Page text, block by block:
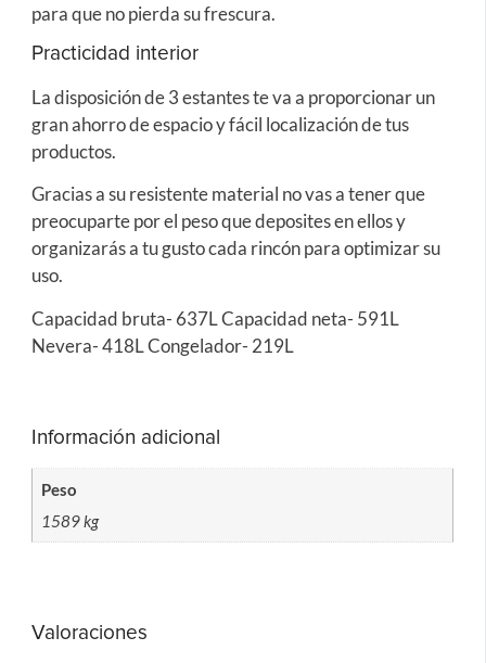
para que no pierda su frescura.
Practicidad interior
La disposición de 3 estantes te va a proporcionar un
gran ahorro de espacio y fácil localización de tus
productos.
Gracias a su resistente material no vas a tener que
preocuparte por el peso que deposites en ellos y
organizarás a tu gusto cada rincón para optimizar su
uso.
Capacidad bruta- 637L Capacidad neta- 591L
Nevera- 418L Congelador- 219L
Información adicional
Peso
1589 kg
Valoraciones